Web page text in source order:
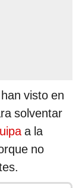
visto en
solventar
a la
no